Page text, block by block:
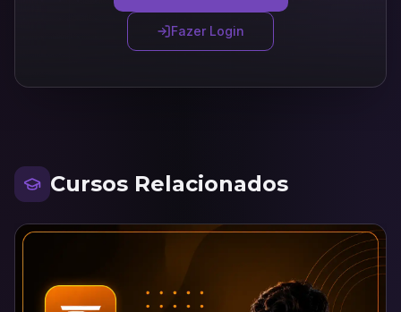
Fazer Login
Cursos Relacionados